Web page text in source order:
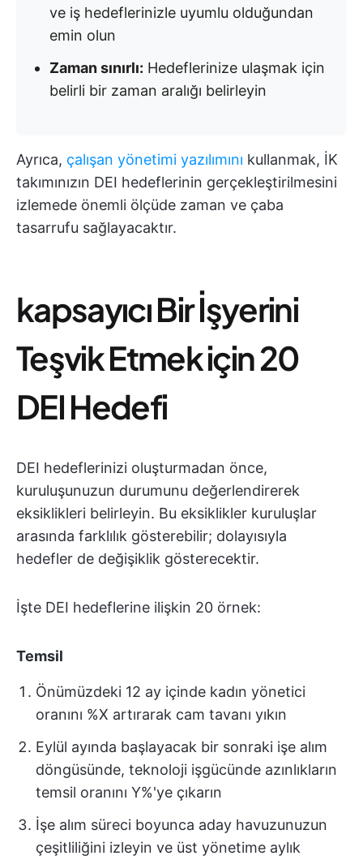
ve iş hedeflerinizle uyumlu olduğundan
emin olun
Zaman sınırlı: Hedeflerinize ulaşmak için
belirli bir zaman aralığı belirleyin
Ayrıca, çalışan yönetimi yazılımını kullanmak, İK
takımınızın DEI hedeflerinin gerçekleştirilmesini
izlemede önemli ölçüde zaman ve çaba
tasarrufu sağlayacaktır.
kapsayıcı Bir İşyerini
Teşvik Etmek için 20
DEI Hedefi
DEI hedeflerinizi oluşturmadan önce,
kuruluşunuzun durumunu değerlendirerek
eksiklikleri belirleyin. Bu eksiklikler kuruluşlar
arasında farklılık gösterebilir; dolayısıyla
hedefler de değişiklik gösterecektir.
İşte DEI hedeflerine ilişkin 20 örnek:
Temsil
Önümüzdeki 12 ay içinde kadın yönetici
oranını %X artırarak cam tavanı yıkın
Eylül ayında başlayacak bir sonraki işe alım
döngüsünde, teknoloji işgücünde azınlıkların
temsil oranını Y%'ye çıkarın
İşe alım süreci boyunca aday havuzunuzun
çeşitliliğini izleyin ve üst yönetime aylık